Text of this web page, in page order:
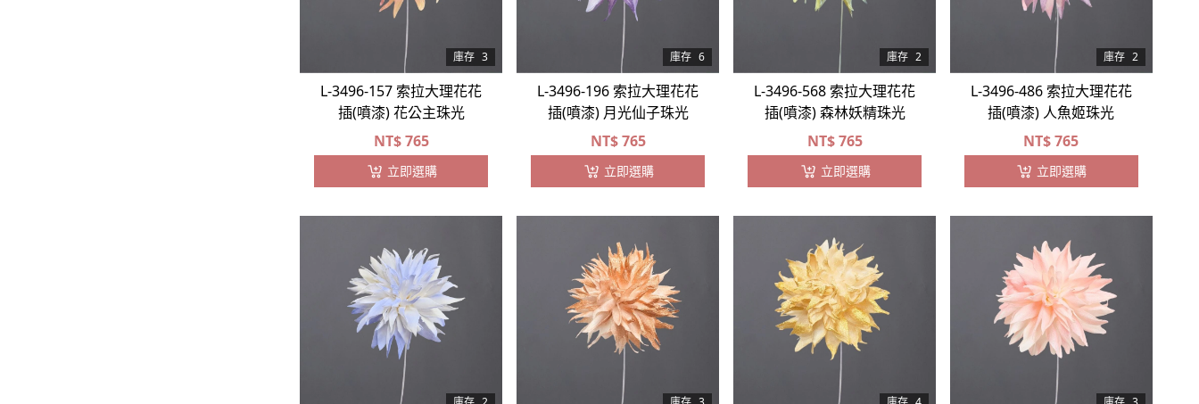
庫存 3
L-3496-157 索拉大理花花
插(噴漆) 花公主珠光
NT$765
立即選購
庫存 6
L-3496-196 索拉大理花花
插(噴漆) 月光仙子珠光
NT$765
立即選購
庫存 2
L-3496-568 索拉大理花花
插(噴漆) 森林妖精珠光
NT$765
立即選購
庫存 2
L-3496-486 索拉大理花花
插(噴漆) 人魚姬珠光
NT$765
立即選購